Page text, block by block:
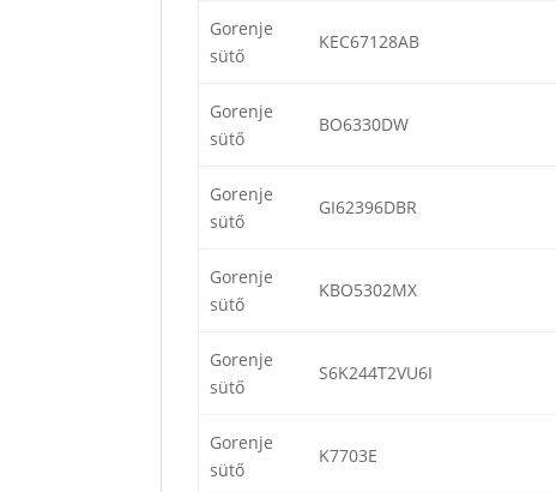
Gorenje
sütő
KEC67128AB
Gorenje
sütő
BO6330DW
Gorenje
sütő
GI62396DBR
Gorenje
sütő
KBO5302MX
Gorenje
sütő
S6K244T2VU6I
Gorenje
sütő
K7703E